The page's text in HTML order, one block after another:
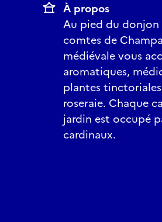
À propos
Au pied du donjon
comtes de
médiévale vous
aromatiques,
plantes
roseraie. Chaque
jardin est occupé
cardinaux.